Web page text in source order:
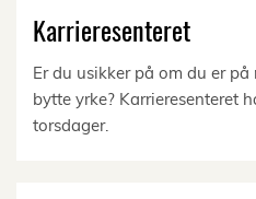
Karrieresenteret
Er du usikker på om du er på
bytte yrke? Karrieresenteret
torsdager.